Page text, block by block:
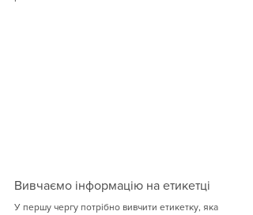
Вивчаємо інформацію на етикетці
У першу чергу потрібно вивчити етикетку, яка